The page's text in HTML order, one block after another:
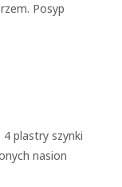
Posyp
4 plastry szynki
nasion